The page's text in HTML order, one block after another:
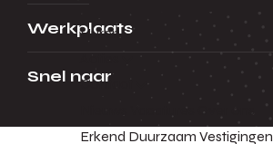
Huren
Contact
Erkend Duurzaam Vestigingen
Werkplaats
Snel naar